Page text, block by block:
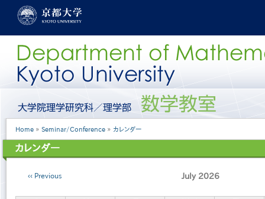
content
ー
ル
ニ
［英
Breadcrumb
Home Seminar/Conference カレンダー
カレンダー
Pagination
Previous July 2026